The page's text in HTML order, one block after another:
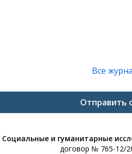
Все
Отправить
и гуманитарные
договор № 765-12/